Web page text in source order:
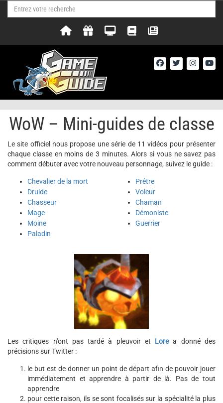
WoW – Mini-guides de classe
Le site officiel nous propose une série de 11 vidéos pour présenter
chaque classe en moins de 3 minutes. Alors si vous ne savez pas
comment débuter avec votre nouveau personnage, suivez le guide :
Chevalier de la mort
Druide
Chasseur
Mage
Moine
Paladin
Prêtre
Voleur
Chaman
Démoniste
Guerrier
Les critiques n'ont pas tardé à pleuvoir et Lorea donné des
précisions sur Twitter :
le but est de donner un point de départ afin de pouvoir jouer
immédiatement et apprendre à partir de là. Pas de tout
apprendre
pour cette raison, ils se sont focalisés sur la spécialité la plus